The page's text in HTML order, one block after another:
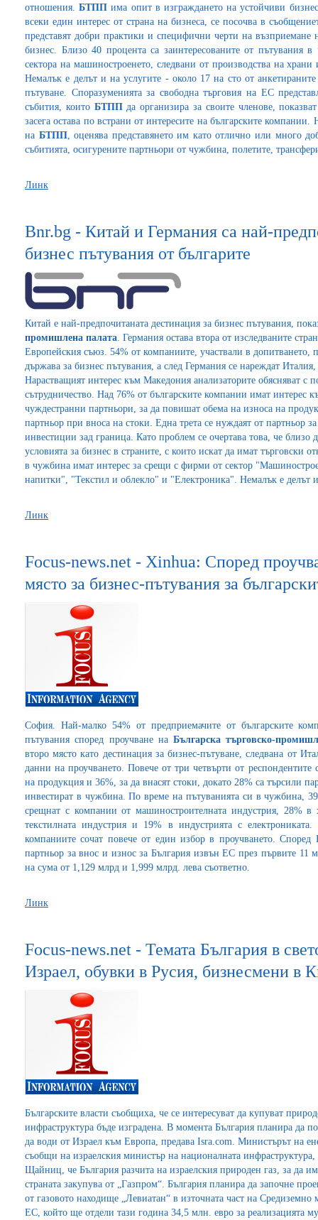
отношения.БТПП има опит в изграждането на устойчиви
всеки един интерес от страна на бизнеса, се посочва в
представят добри практики и специфични черти на възприемане
бизнес. Близо 40 процента са заинтересованите от
сектора на машиностроенето, следвани от производства на
Немалък е делът и на услугите - около 17 на сто от
пътуване. Споразуменията за свободна търговия на ЕС
събития, които БТППда организира за своите членове,
засега остава по встрани от интересите на българските
на БТПП, оценява представянето им като отлично или много
събитията, осигурените партньори от чужбина, полетите,
Линк
Bnr.bg - Китай и Германия са най-
бизнес пътувания от българите
Китай е най-предпочитаната дестинация за бизнес пътувания,
промишлена палата. Германия остава втора от изследваните
Европейския съюз. 54% от компаниите, участвали в допитването,
държава за бизнес пътувания, а след Германия се нареждат
Нарастващият интерес към Македония анализаторите обясняват с
сътрудничество. Над 76% от българските компании имат интерес
чуждестранни партньори, за да повишат обема на износа на
партньор при вноса на стоки. Една трета се нуждаят от партньор
инвестиции зад граница. Като проблем се очертава това, че близо
условията за бизнес в страните, с които искат да имат търговски
в чужбина имат интерес за срещи с фирми от сектор
напитки", "Текстил и облекло" и "Електроника". Немалък е делът
Линк
Focus-news.net - Xinhua: Според
място за бизнес-пътувания за
София. Най-малко 54% от предприемачите от българските
пътувания според проучване наБългарска търговско-
второ място като дестинация за бизнес-пътуване, следвана от
данни на проучването. Повече от три четвърти от
на продукция и 36%, за да внасят стоки, докато 28% са търсили
инвестират в чужбина. По време на пътуванията си в чужбина,
срещнат с компании от машиностроителната индустрия, 28% в
текстилната индустрия и 19% в индустрията с
компаниите сочат повече от един избор в проучването.
партньор за внос и износ за България извън ЕС през първите 11
на сума от 1,129 млрд и 1,999 млрд. лева съответно.
Линк
Focus-news.net - Темата България в
Израел, обувки в Русия, бизнесмени в
Българските власти съобщиха, че се интересуват да купуват
инфраструктура бъде изградена. В момента България планира да
да води от Израел към Европа, предава Isra.com. Министърът на
съобщи на израелския министър на националната
Щайниц, че България разчита на израелския природен газ, за да
страната закупува от „Газпром“. България планира да започне
от газовото находище „Левиатан“ в източната част на
ЕС, който ще отдели тази година 34,5 млн. евро за реализацията